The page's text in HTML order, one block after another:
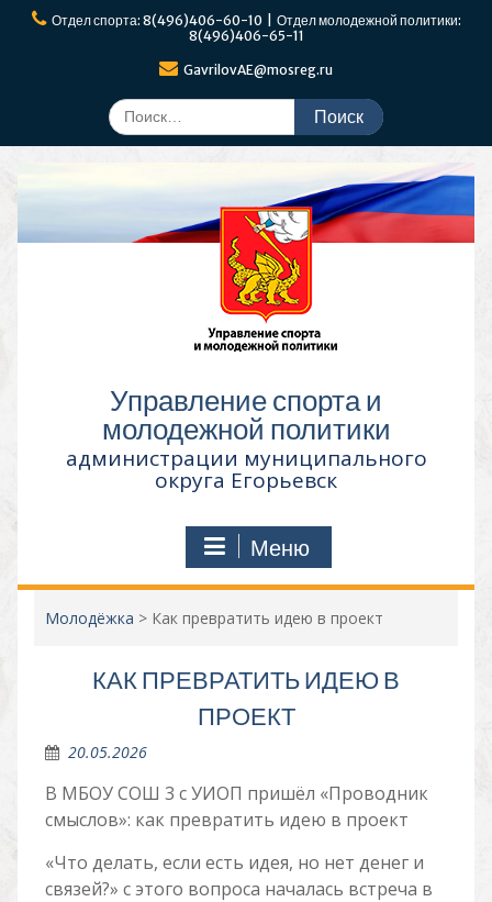
ПерейтиОтдел спорта: 8(496)406-60-10 | Отдел молодежной политики:
8(496)406-65-11
GavrilovAE@mosreg.ru
Поиск
по:
Управление спорта и
молодежной политики
администрации муниципального
округа Егорьевск
Меню
Молодёжка > Как превратить идею в проект
КАК ПРЕВРАТИТЬ ИДЕЮ В
ПРОЕКТ
20.05.2026
В МБОУ СОШ 3 с УИОП пришёл «Проводник
смыслов»: как превратить идею в проект
«Что делать, если есть идея, но нет денег и
связей?» с этого вопроса началась встреча в